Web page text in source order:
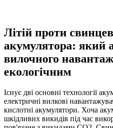
Літій проти
акумулятора: який
вилочного
екологічним
Існує дві основні технології
електричні вилкові
кислотні акумулятори. Хоча
шкідливих викидів під час